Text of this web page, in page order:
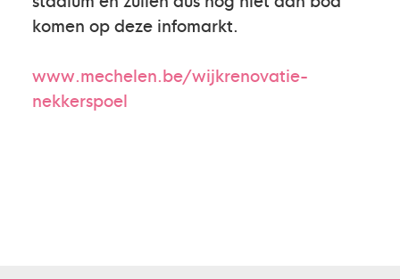
komen op deze infomarkt.
www.mechelen.be/wijkrenovatie-
nekkerspoel